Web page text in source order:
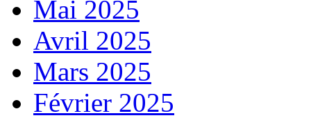
Mai 2025
Avril 2025
Mars 2025
Février 2025